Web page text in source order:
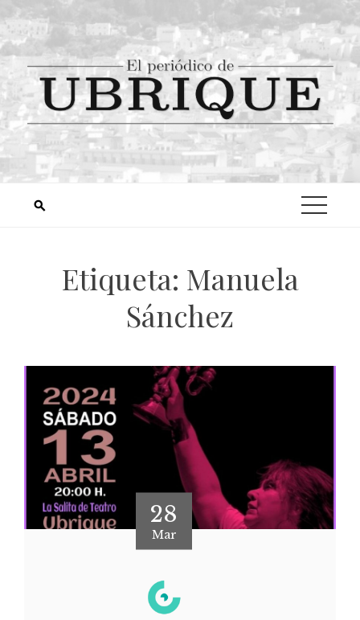
Etiqueta: Manuela
Sánchez
28
Mar